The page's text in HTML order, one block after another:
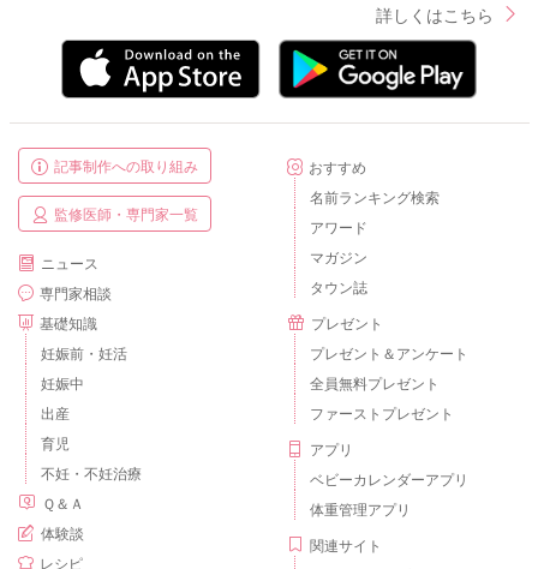
詳しくはこちら
記事制作への取り組み
監修医師・専門家一覧
ニュース
専門家相談
基礎知識
妊娠前・妊活
妊娠中
出産
育児
不妊・不妊治療
Ｑ＆Ａ
体験談
レシピ
おすすめ
名前ランキング検索
アワード
マガジン
タウン誌
プレゼント
プレゼント＆アンケート
全員無料プレゼント
ファーストプレゼント
アプリ
ベビーカレンダーアプリ
体重管理アプリ
関連サイト